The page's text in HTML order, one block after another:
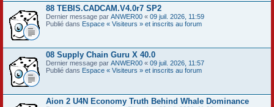
88 TEBIS.CADCAM.V4.0r7 SP2
Dernier message par ANWER00 « 09 juil. 2026, 11:59
Publié dans Espace « Visiteurs » et inscrits au forum
08 Supply Chain Guru X 40.0
Dernier message par ANWER00 « 09 juil. 2026, 11:57
Publié dans Espace « Visiteurs » et inscrits au forum
Aion 2 U4N Economy Truth Behind Whale Dominance